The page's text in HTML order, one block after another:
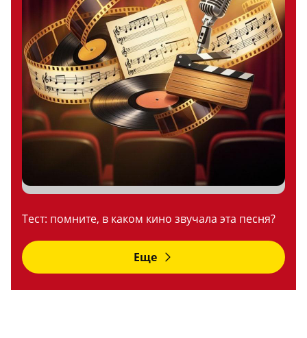
Тест: помните, в каком кино звучала эта песня?
Еще